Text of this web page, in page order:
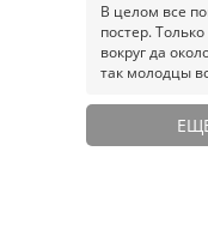
В целом все
постер.
вокруг да
так молодцы